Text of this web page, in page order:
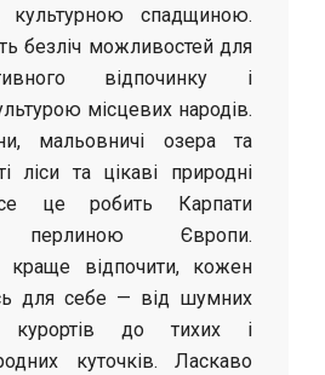
культурною спадщиною.
безліч можливостей для
відпочинку і
місцевих народів.
мальовничі озера та
ліси та цікаві природні
це робить Карпати
перлиною Європи.
краще відпочити, кожен
для себе — від шумних
курортів до тихих і
куточків. Ласкаво